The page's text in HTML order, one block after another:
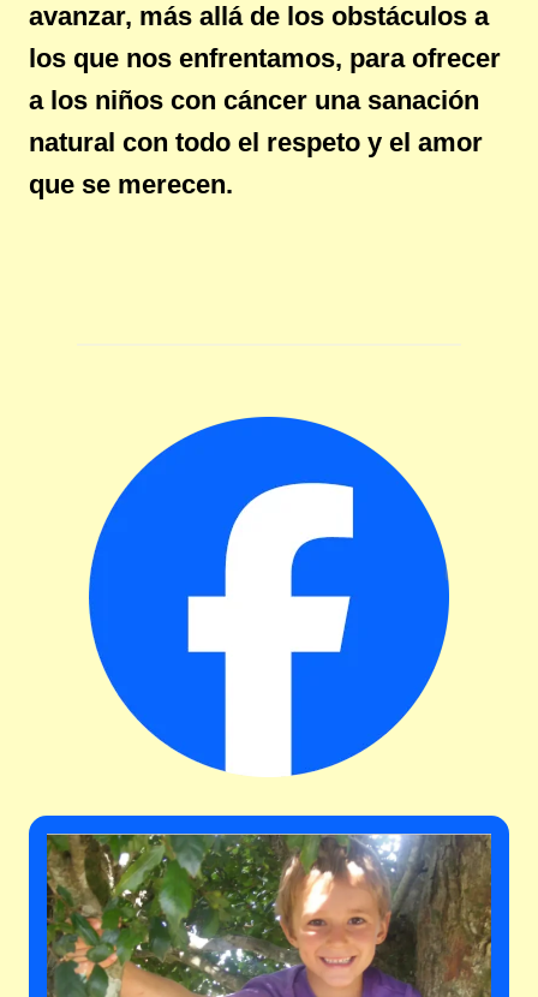
avanzar, más allá de los obstáculos a
los que nos enfrentamos, para ofrecer
a los niños con cáncer una sanación
natural con todo el respeto y el amor
que se merecen.